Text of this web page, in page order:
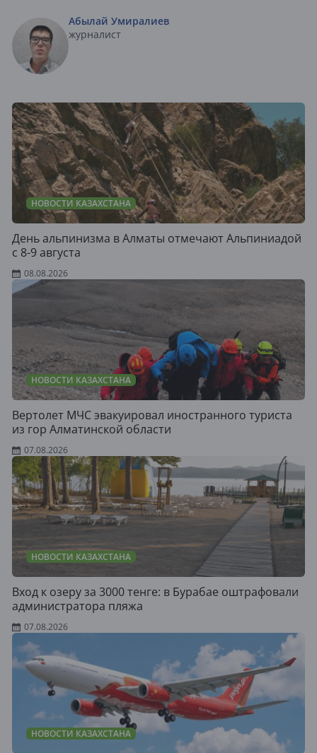
Абылай Умиралиев
журналист
НОВОСТИ КАЗАХСТАНА
День альпинизма в Алматы отмечают Альпиниадой
с 8-9 августа
08.08.2026
НОВОСТИ КАЗАХСТАНА
Вертолет МЧС эвакуировал иностранного туриста
из гор Алматинской области
07.08.2026
НОВОСТИ КАЗАХСТАНА
Вход к озеру за 3000 тенге: в Бурабае оштрафовали
администратора пляжа
07.08.2026
НОВОСТИ КАЗАХСТАНА